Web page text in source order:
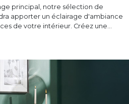
principal, notre sélection de
apporter un éclairage d'ambiance
de votre intérieur. Créez une
de chevet pour bouquiner dans
votre coin bureau ou votre salon,
console
votre style pour charmer votre
scandinave, vintage, il y en a